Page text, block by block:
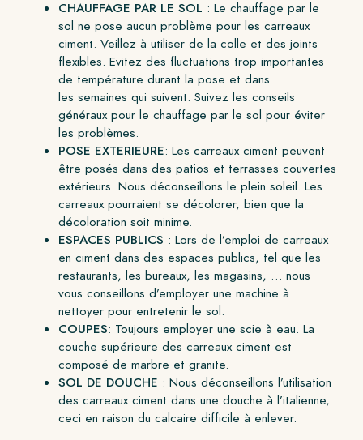
CHAUFFAGE PAR LE SOL : Le chauffage par le
sol ne pose aucun problème pour les carreaux
ciment. Veillez à utiliser de la colle et des joints
flexibles. Evitez des fluctuations trop importantes
de température durant la pose et dans
les semaines qui suivent. Suivez les conseils
généraux pour le chauffage par le sol pour éviter
les problèmes.
POSE EXTERIEURE: Les carreaux ciment peuvent
être posés dans des patios et terrasses couvertes
extérieurs. Nous déconseillons le plein soleil. Les
carreaux pourraient se décolorer, bien que la
décoloration soit minime.
ESPACES PUBLICS : Lors de l’emploi de carreaux
en ciment dans des espaces publics, tel que les
restaurants, les bureaux, les magasins, … nous
vous conseillons d’employer une machine à
nettoyer pour entretenir le sol.
COUPES: Toujours employer une scie à eau. La
couche supérieure des carreaux ciment est
composé de marbre et granite.
SOL DE DOUCHE : Nous déconseillons l’utilisation
des carreaux ciment dans une douche à l’italienne,
ceci en raison du calcaire difficile à enlever.